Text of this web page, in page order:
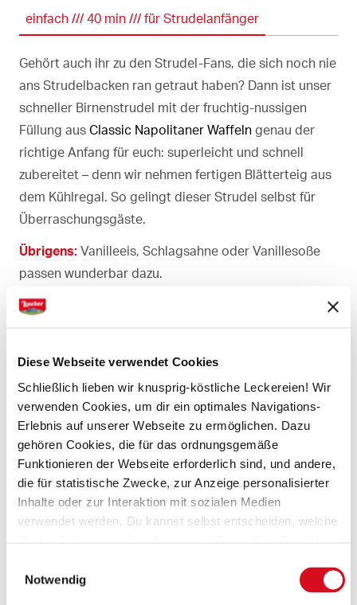
Diese Webseite verwendet Cookies
Schließlich lieben wir knusprig-köstliche Leckereien! Wir
verwenden Cookies, um dir ein optimales Navigations-
Erlebnis auf unserer Webseite zu ermöglichen. Dazu
gehören Cookies, die für das ordnungsgemäße
Funktionieren der Webseite erforderlich sind, und andere,
die für statistische Zwecke, zur Anzeige personalisierter
Inhalte oder zur Interaktion mit sozialen Medien
verwendet werden. Du kannst selbst entscheiden, welche
einige Funktionalitäten der Webseite möglicherweise
Notwendig
einfach /// 40 min /// für Strudelanfänger
Gehört auch ihr zu den Strudel-Fans, die sich noch nie
ans Strudelbacken ran getraut haben? Dann ist unser
schneller Birnenstrudel mit der fruchtig-nussigen
Füllung ausClassic Napolitaner Waffelngenau der
richtige Anfang für euch: superleicht und schnell
zubereitet – denn wir nehmen fertigen Blätterteig aus
dem Kühlregal. So gelingt dieser Strudel selbst für
Überraschungsgäste.
Übrigens:Vanilleeis, Schlagsahne oder Vanillesoße
passen wunderbar dazu.
Butter
Milch
Zimtzucker
DAS BRAUCHT IHR EXTRA
Classic Napolitaner Waffeln
Ei
gemahlene Haselnüsse